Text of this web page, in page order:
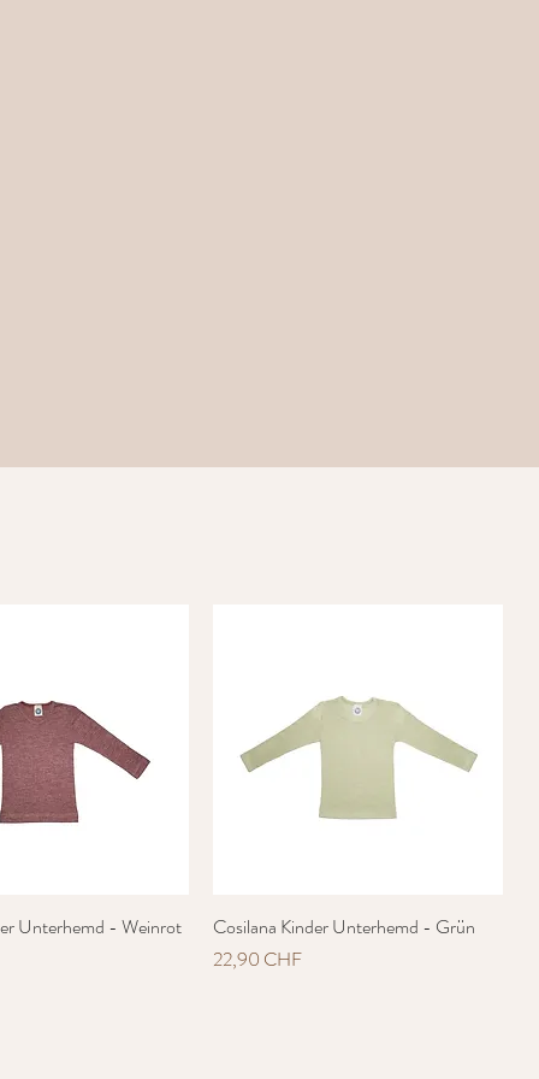
Unterhemd - Weinrot
Schnellansicht
Cosilana Kinder Unterhemd - Grün
Preis
22,90 CHF